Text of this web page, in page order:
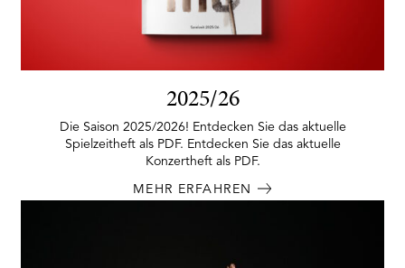
2025/26
Die Saison 2025/2026! Entdecken Sie das aktuelle
Spielzeitheft als PDF. Entdecken Sie das aktuelle
Konzertheft als PDF.
MEHR ERFAHREN